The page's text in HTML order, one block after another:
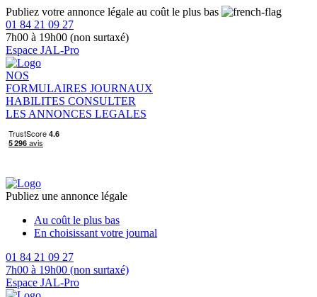
Publiez votre annonce légale au coût le plus bas
01 84 21 09 27
7h00 à 19h00 (non surtaxé)
Espace JAL-Pro
NOS
FORMULAIRES JOURNAUX
HABILITES CONSULTER
LES ANNONCES LEGALES
Publiez une annonce légale
Au coût le plus bas
En choisissant votre journal
01 84 21 09 27
7h00 à 19h00 (non surtaxé)
Espace JAL-Pro